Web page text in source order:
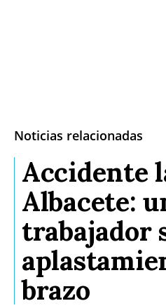
Noticias relacionadas
Accidente
Albacete:
trabajador
brazo